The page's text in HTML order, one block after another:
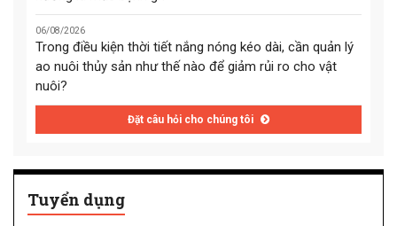
06/08/2026
Trong điều kiện thời tiết nắng nóng kéo dài, cần quản lý
ao nuôi thủy sản như thế nào để giảm rủi ro cho vật
nuôi?
Đặt câu hỏi cho chúng tôi
Tuyển dụng